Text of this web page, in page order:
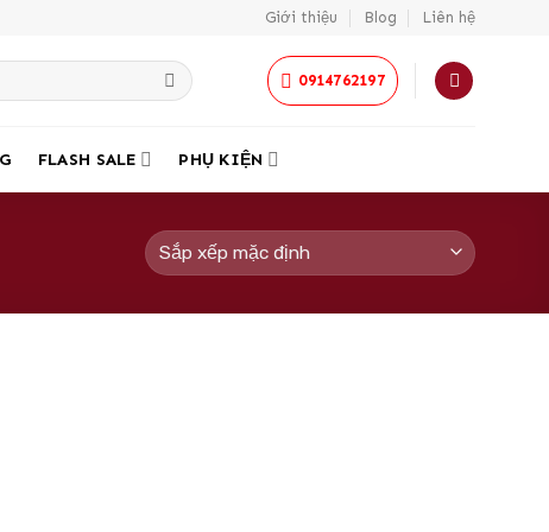
Giới thiệu Blog Liên hệ
0914762197
FLASH SALE PHỤ KIỆN